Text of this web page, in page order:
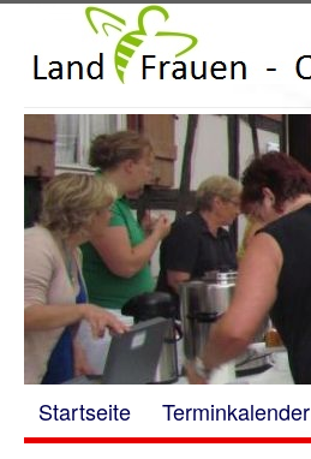
Startseite Terminkalender